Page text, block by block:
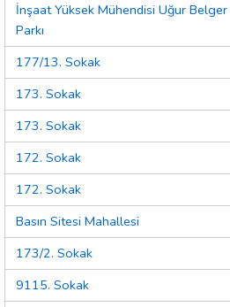
İnşaat Yüksek Mühendisi Uğur Belger
Parkı
177/13. Sokak
173. Sokak
173. Sokak
172. Sokak
172. Sokak
Basın Sitesi Mahallesi
173/2. Sokak
9115. Sokak